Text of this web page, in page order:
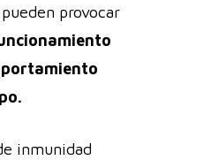
provocar
inmunidad